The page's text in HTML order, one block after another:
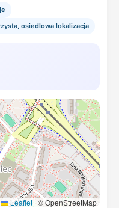
osiedlowa lokalizacja
Leaflet | © OpenStreetMap